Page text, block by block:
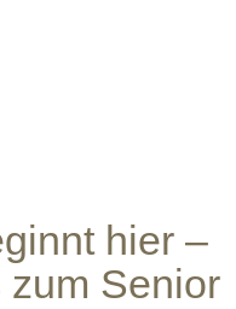
hier –
Senior